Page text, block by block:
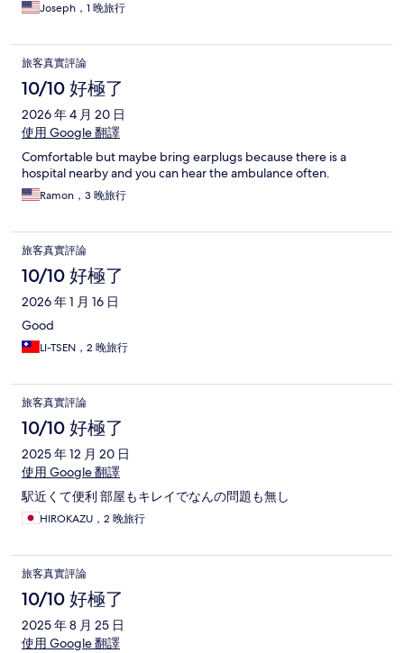
Joseph，1 晚旅行
旅客真實評論
10/10 好極了
2026 年 4 月 20 日
使用 Google 翻譯
Comfortable but maybe bring earplugs because there is a
hospital nearby and you can hear the ambulance often.
Ramon，3 晚旅行
旅客真實評論
10/10 好極了
2026 年 1 月 16 日
Good
LI-TSEN，2 晚旅行
旅客真實評論
10/10 好極了
2025 年 12 月 20 日
使用 Google 翻譯
駅近くて便利 部屋もキレイでなんの問題も無し
HIROKAZU，2 晚旅行
旅客真實評論
10/10 好極了
2025 年 8 月 25 日
使用 Google 翻譯